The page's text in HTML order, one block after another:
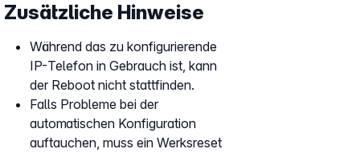
Zusätzliche Hinweise
Während das zu konfigurierende
IP-Telefon in Gebrauch ist, kann
der Reboot nicht stattfinden.
Falls Probleme bei der
automatischen Konfiguration
auftauchen, muss ein Werksreset